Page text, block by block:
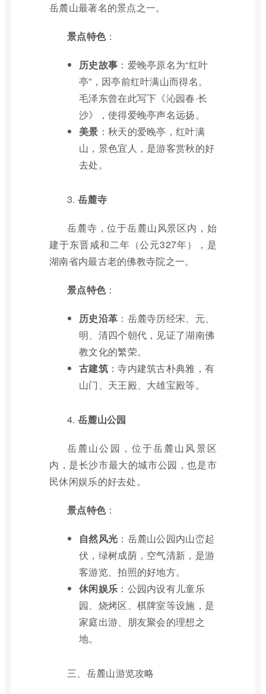
岳麓山最著名的景点之一。
景点特色：
历史故事 ：爱晚亭原名为“红叶
亭”，因亭前红叶满山而得名。
毛泽东曾在此写下《沁园春·长
沙》，使得爱晚亭声名远扬。
美景 ：秋天的爱晚亭，红叶满
山，景色宜人，是游客赏秋的好
去处。
3. 岳麓寺
岳麓寺，位于岳麓山风景区内，始
建于东晋咸和二年（公元327年），是
湖南省内最古老的佛教寺院之一。
景点特色：
历史沿革 ：岳麓寺历经宋、元、
明、清四个朝代，见证了湖南佛
教文化的繁荣。
古建筑：寺内建筑古朴典雅，有
山门、天王殿、大雄宝殿等。
4. 岳麓山公园
岳麓山公园，位于岳麓山风景区
内，是长沙市最大的城市公园，也是市
民休闲娱乐的好去处。
景点特色：
自然风光 ：岳麓山公园内山峦起
伏，绿树成荫，空气清新，是游
客游览、拍照的好地方。
休闲娱乐 ：公园内设有儿童乐
园、烧烤区、棋牌室等设施，是
家庭出游、朋友聚会的理想之
地。
三、岳麓山游览攻略